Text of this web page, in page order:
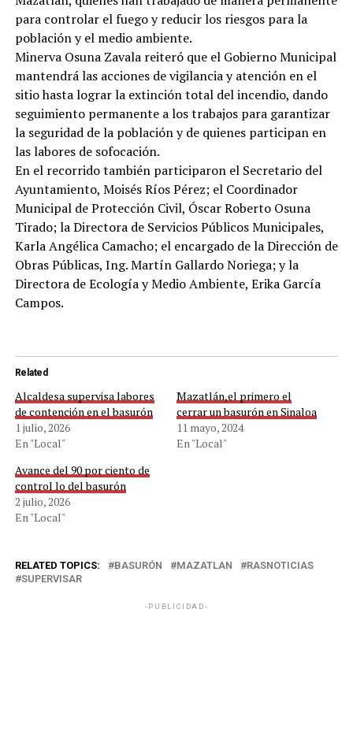
para controlar el fuego y reducir los riesgos para la
población y el medio ambiente.
Minerva Osuna Zavala reiteró que el Gobierno Municipal
mantendrá las acciones de vigilancia y atención en el
sitio hasta lograr la extinción total del incendio, dando
seguimiento permanente a los trabajos para garantizar
la seguridad de la población y de quienes participan en
las labores de sofocación.
En el recorrido también participaron el Secretario del
Ayuntamiento, Moisés Ríos Pérez; el Coordinador
Municipal de Protección Civil, Óscar Roberto Osuna
Tirado; la Directora de Servicios Públicos Municipales,
Karla Angélica Camacho; el encargado de la Dirección de
Obras Públicas, Ing. Martín Gallardo Noriega; y la
Directora de Ecología y Medio Ambiente, Erika García
Campos.
Related
Alcaldesa supervisa labores
de contención en el basurón
1 julio, 2026
En "Local"
Mazatlán,el primero el
cerrar un basurón en Sinaloa
11 mayo, 2024
En "Local"
Avance del 90 por ciento de
control lo del basurón
2 julio, 2026
En "Local"
RELATED TOPICS: BASURÓN MAZATLAN
RASNOTICIAS
SUPERVISAR
-PUBLICIDAD-